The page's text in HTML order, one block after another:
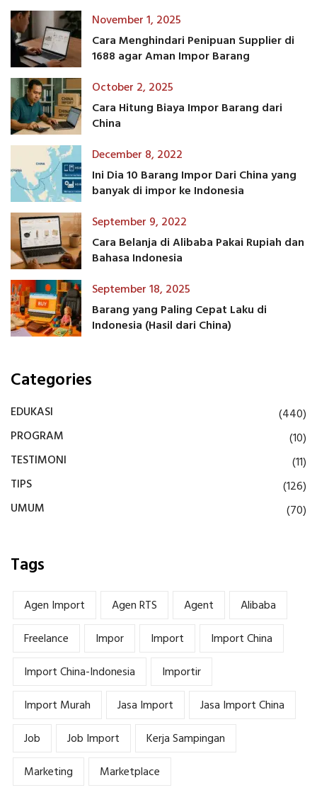
November 1, 2025
Cara Menghindari Penipuan Supplier di
1688 agar Aman Impor Barang
October 2, 2025
Cara Hitung Biaya Impor Barang dari
China
December 8, 2022
Ini Dia 10 Barang Impor Dari China yang
banyak di impor ke Indonesia
September 9, 2022
Cara Belanja di Alibaba Pakai Rupiah dan
Bahasa Indonesia
September 18, 2025
Barang yang Paling Cepat Laku di
Indonesia (Hasil dari China)
Categories
EDUKASI
(440)
PROGRAM
(10)
TESTIMONI
(11)
TIPS
(126)
UMUM
(70)
Tags
Agen Import Agen RTS Agent
Alibaba
Freelance
Impor Import
Import China
Import China-Indonesia
Importir
Import Murah
Jasa Import
Jasa Import China
Job
Job Import
Kerja Sampingan
Marketing
Marketplace